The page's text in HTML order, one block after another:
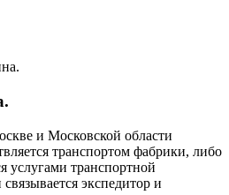
и Московской области
транспортом фабрики, либо
услугами транспортной
экспедитор и